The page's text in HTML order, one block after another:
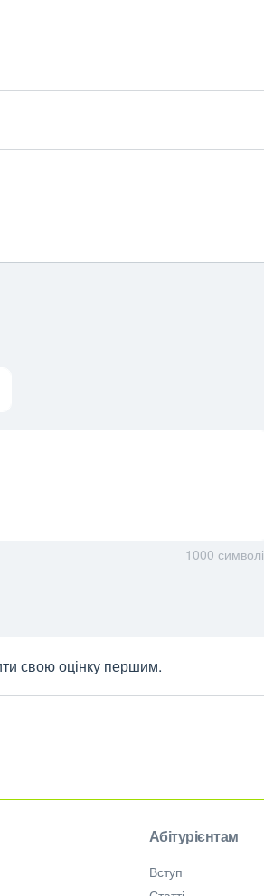
1000
свою оцінку першим.
Абітурієнтам
Вступ